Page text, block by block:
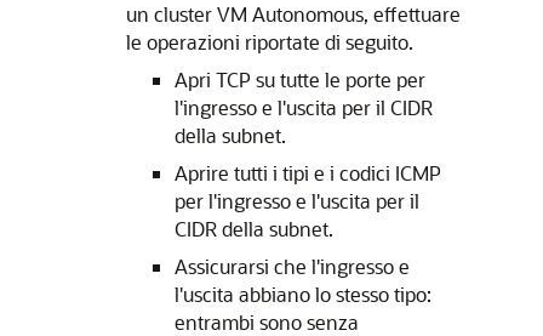
un cluster VM Autonomous, effettuare
le operazioni riportate di seguito.
Apri TCP su tutte le porte per
l'ingresso e l'uscita per il CIDR
della subnet.
Aprire tutti i tipi e i codici ICMP
per l'ingresso e l'uscita per il
CIDR della subnet.
Assicurarsi che l'ingresso e
l'uscita abbiano lo stesso tipo:
entrambi sono senza